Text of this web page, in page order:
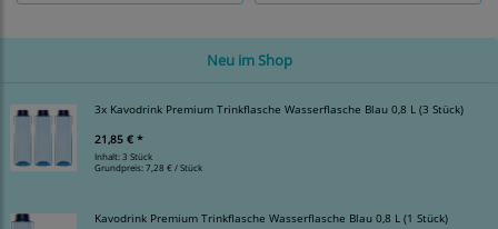
Neu im Shop
3x Kavodrink Premium Trinkflasche Wasserflasche Blau 0,8 L (3 Stück)
21,85 € *
Inhalt: 3 Stück
Grundpreis:7,28 € / Stück
Kavodrink Premium Trinkflasche Wasserflasche Blau 0,8 L (1 Stück)